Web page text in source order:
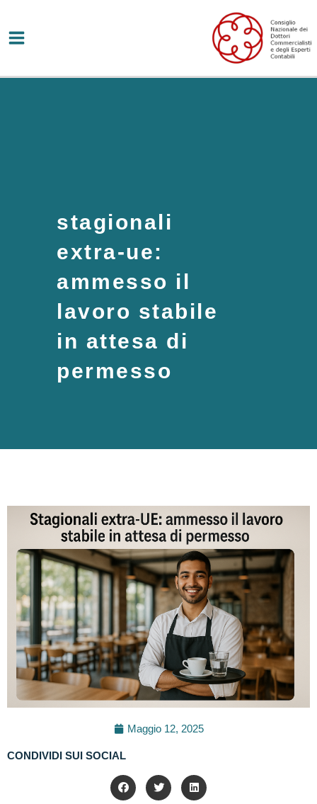
contenuto
stagionali
extra-ue:
ammesso il
lavoro stabile
in attesa di
permesso
Maggio 12, 2025
CONDIVIDI SUI SOCIAL